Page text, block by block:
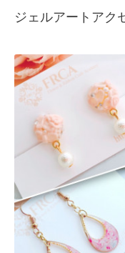
ジェルアートアク